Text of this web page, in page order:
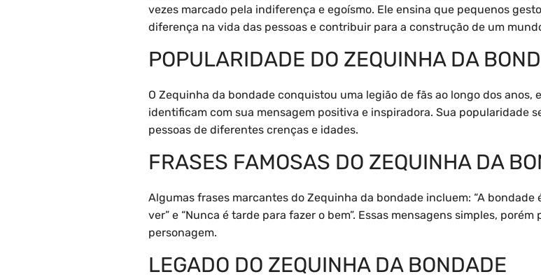
vezes marcado pela indiferença e egoísmo. Ele ensina que pequenos
diferença na vida das pessoas e contribuir para a construção de um
POPULARIDADE DO ZEQUINHA DA
O Zequinha da bondade conquistou uma legião de fãs ao longo dos anos,
identificam com sua mensagem positiva e inspiradora. Sua popularidade
pessoas de diferentes crenças e idades.
FRASES FAMOSAS DO ZEQUINHA DA
Algumas frases marcantes do Zequinha da bondade incluem: “A
ver” e “Nunca é tarde para fazer o bem”. Essas mensagens simples,
personagem.
LEGADO DO ZEQUINHA DA BONDADE